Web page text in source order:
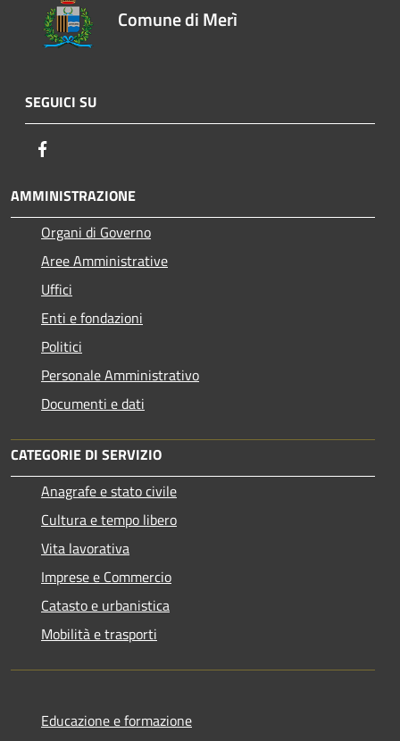
Comune di Merì
SEGUICI SU
AMMINISTRAZIONE
Organi di Governo
Aree Amministrative
Uffici
Enti e fondazioni
Politici
Personale Amministrativo
Documenti e dati
CATEGORIE DI SERVIZIO
Anagrafe e stato civile
Cultura e tempo libero
Vita lavorativa
Imprese e Commercio
Catasto e urbanistica
Mobilità e trasporti
Educazione e formazione